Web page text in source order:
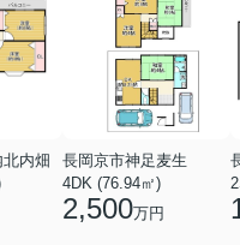
内畑
長岡京市神足麦生
4DK (76.94㎡)
2,500万円